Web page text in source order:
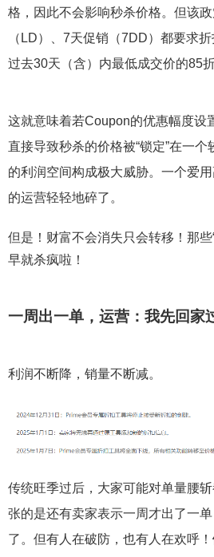
格，因此不会影响秒杀价格。但该
（LD）、7天促销（7DD）都要求
过去30天（含）内最低成交价的85折
这就意味着若Coupon的优惠幅度设
直接导致秒杀的价格被“锁定”在一
的利润空间构成极大威胁。一个爱
的运营轻轻地碎了。
但是！财富不会消失只会转移！那些
早就杀疯啦！
一周出一单，运营：我先回家
利润不断降，销量不断减。
传统旺季过后，大家可能对单量腰
张的是还有卖家表示一周才出了一
了。但有人在破防，也有人在欢呼！